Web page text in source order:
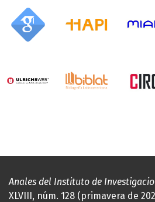
Anales del Instituto de
XLVIII, núm. 128 (primavera de